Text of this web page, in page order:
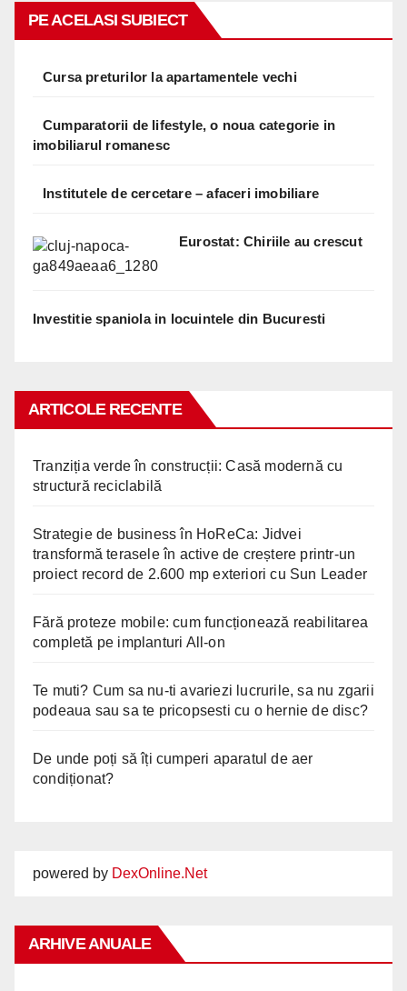
PE ACELASI SUBIECT
Cursa preturilor la apartamentele vechi
Cumparatorii de lifestyle, o noua categorie in
imobiliarul romanesc
Institutele de cercetare – afaceri imobiliare
Eurostat: Chiriile au crescut
Investitie spaniola in locuintele din Bucuresti
ARTICOLE RECENTE
Tranziția verde în construcții: Casă modernă cu
structură reciclabilă
Strategie de business în HoReCa: Jidvei
transformă terasele în active de creștere printr-un
proiect record de 2.600 mp exteriori cu Sun Leader
Fără proteze mobile: cum funcționează reabilitarea
completă pe implanturi All-on
Te muti? Cum sa nu-ti avariezi lucrurile, sa nu zgarii
podeaua sau sa te pricopsesti cu o hernie de disc?
De unde poți să îți cumperi aparatul de aer
condiționat?
powered by DexOnline.Net
ARHIVE ANUALE